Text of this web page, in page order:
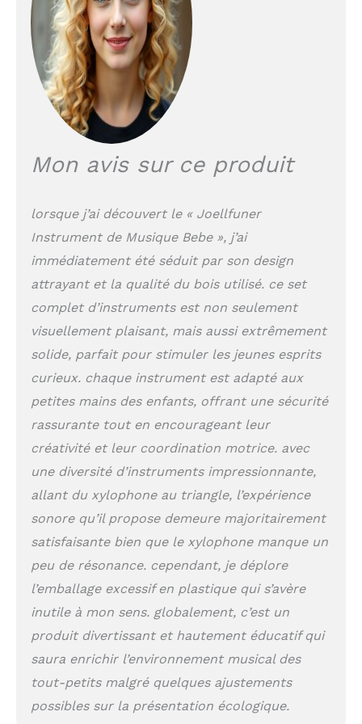
internationales de
sécurité. Chaque pièce
est soigneusement
poncée pour une
finition lisse sans
échardes, garantissant
votre petit explorateur.
Set d'Éveil Musical: En
tambourin, les petites
mains développent leur
sens naturel du rythme,
tandis que le xylophone
découvrir joyeusement
les notes de musique -
le jouet d'éveil musical
parfait pour éveiller le
petit musicien qui
sommeille !
Percussion Portatifs: Ce
set musical complet en
bois avec son sac de
idéal pour jouer à la
maison comme en
extérieur. Facile à
transporter au salon,
dans le jardin, au parc
ou à l'école - pour
partout en gardant les
jouets bien organisés.
Cadeau Musical Idéal:
pastel apaisantes et ses
motifs ludiques
dessinés à la main pour
stimuler la curiosité.
Mon avis sur ce produit
lorsque j’ai découvert le « Joellfuner
Instrument de Musique Bebe », j’ai
immédiatement été séduit par son design
attrayant et la qualité du bois utilisé. ce set
complet d’instruments est non seulement
visuellement plaisant, mais aussi extrêmement
solide, parfait pour stimuler les jeunes esprits
curieux. chaque instrument est adapté aux
petites mains des enfants, offrant une sécurité
rassurante tout en encourageant leur
créativité et leur coordination motrice. avec
une diversité d’instruments impressionnante,
allant du xylophone au triangle, l’expérience
sonore qu’il propose demeure majoritairement
satisfaisante bien que le xylophone manque un
peu de résonance. cependant, je déplore
l’emballage excessif en plastique qui s’avère
inutile à mon sens. globalement, c’est un
produit divertissant et hautement éducatif qui
saura enrichir l’environnement musical des
tout-petits malgré quelques ajustements
possibles sur la présentation écologique.